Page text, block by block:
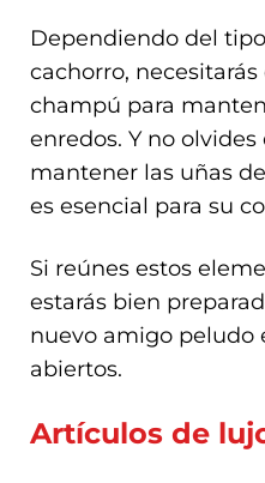
Dependiendo del
cachorro,
champú para
enredos. Y no olvides
mantener las uñas
es esencial para su
Si reúnes estos
estarás bien
nuevo amigo peludo
abiertos.
Artículos de